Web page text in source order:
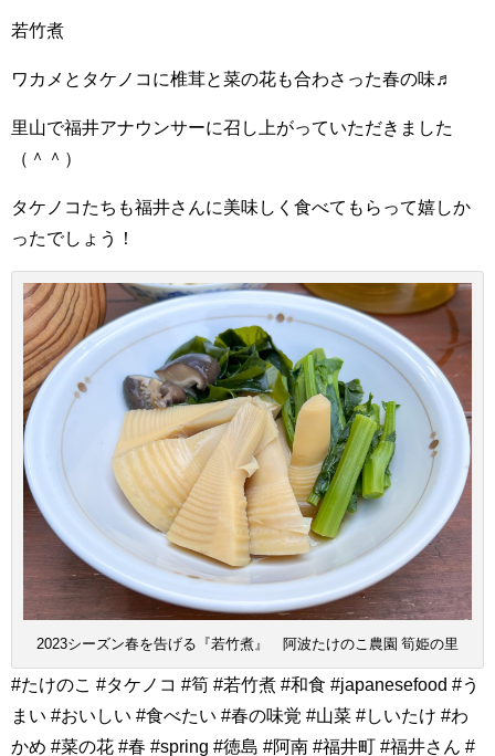
若竹煮
ワカメとタケノコに椎茸と菜の花も合わさった春の味♬
里山で福井アナウンサーに召し上がっていただきました
（＾＾）
タケノコたちも福井さんに美味しく食べてもらって嬉しか
ったでしょう！
2023シーズン春を告げる『若竹煮』 阿波たけのこ農園 筍姫の里
#たけのこ #タケノコ #筍 #若竹煮 #和食 #japanesefood #う
まい #おいしい #食べたい #春の味覚 #山菜 #しいたけ #わ
かめ #菜の花 #春 #spring #徳島 #阿南 #福井町 #福井さん #